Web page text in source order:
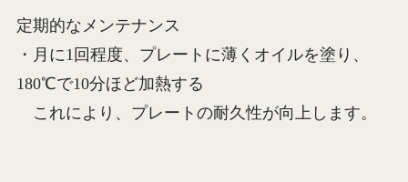
定期的なメンテナンス
・月に1回程度、プレートに薄くオイルを塗り、
180℃で10分ほど加熱する
これにより、プレートの耐久性が向上します。